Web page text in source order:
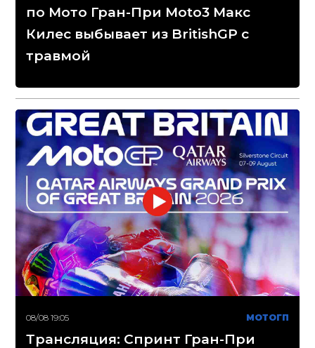
по Мото Гран-При Moto3 Макс
Килес выбывает из BritishGP с
травмой
08/08 19:05 МОТОГП
Трансляция: Спринт Гран-При